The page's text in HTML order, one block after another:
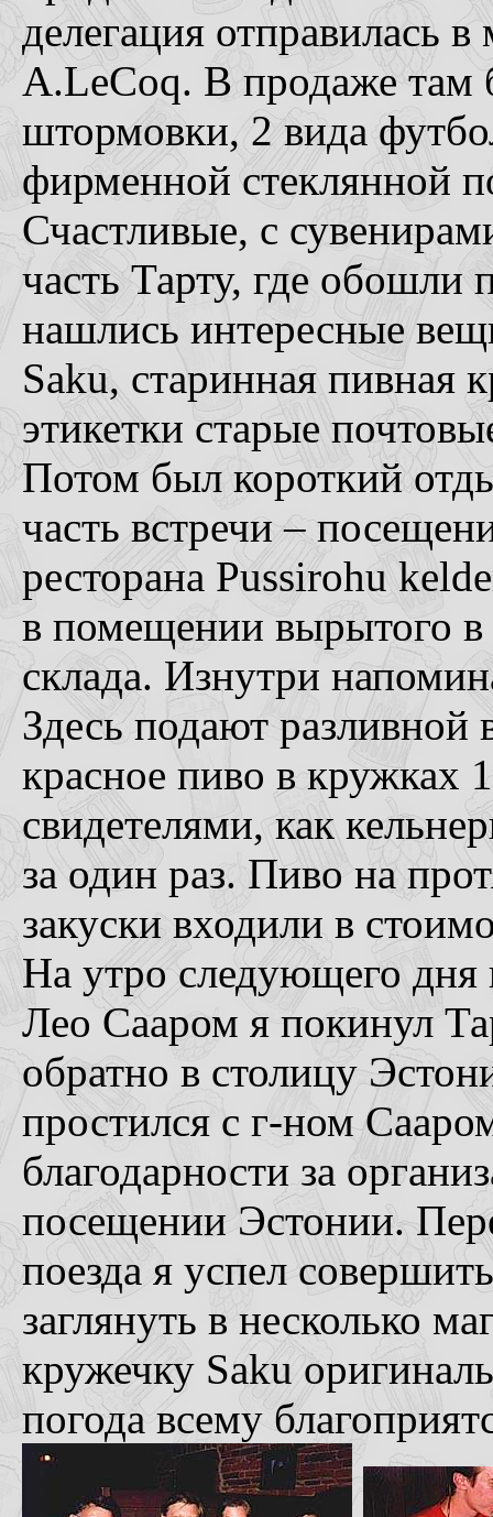
делегация отправилась
A.LeCoq. В продаже
штормовки, 2 вида
фирменной стеклянной
Счастливые, с
часть Тарту, где обошли
нашлись интересные
Saku, старинная пивная
этикетки старые
Потом был короткий
часть встречи –
ресторана Pussirohu
в помещении вырытого в
склада. Изнутри
Здесь подают разливной
красное пиво в кружках
свидетелями, как
за один раз. Пиво на
закуски входили в
На утро следующего дня
Лео Сааром я покинул
обратно в столицу
простился с г-ном
благодарности за
посещении Эстонии.
поезда я успел
заглянуть в несколько
кружечку Saku
погода всему